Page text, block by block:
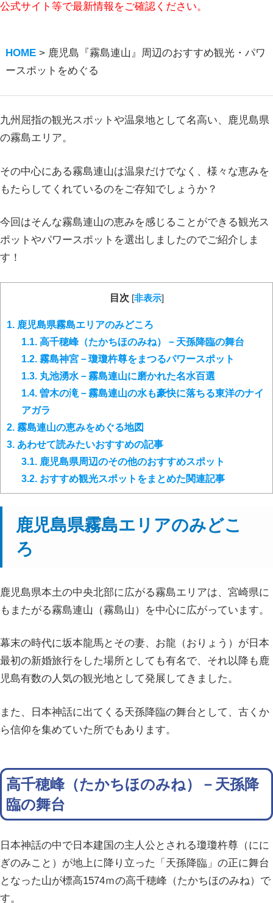
公式サイト等で最新情報をご確認ください。
HOME> 鹿児島『霧島連山』周辺のおすすめ観光・パワ
ースポットをめぐる
九州屈指の観光スポットや温泉地として名高い、鹿児島県
の霧島エリア。
その中心にある霧島連山は温泉だけでなく、様々な恵みを
もたらしてくれているのをご存知でしょうか？
今回はそんな霧島連山の恵みを感じることができる観光ス
ポットやパワースポットを選出しましたのでご紹介しま
す！
目次 [非表示]
1. 鹿児島県霧島エリアのみどころ
1.1. 高千穂峰（たかちほのみね）－天孫降臨の舞台
1.2. 霧島神宮－瓊瓊杵尊をまつるパワースポット
1.3. 丸池湧水－霧島連山に磨かれた名水百選
1.4. 曽木の滝－霧島連山の水も豪快に落ちる東洋のナイ
アガラ
2. 霧島連山の恵みをめぐる地図
3. あわせて読みたいおすすめの記事
3.1. 鹿児島県周辺のその他のおすすめスポット
3.2. おすすめ観光スポットをまとめた関連記事
鹿児島県霧島エリアのみどこ
ろ
鹿児島県本土の中央北部に広がる霧島エリアは、宮崎県に
もまたがる霧島連山（霧島山）を中心に広がっています。
幕末の時代に坂本龍馬とその妻、お龍（おりょう）が日本
最初の新婚旅行をした場所としても有名で、それ以降も鹿
児島有数の人気の観光地として発展してきました。
また、日本神話に出てくる天孫降臨の舞台として、古くか
ら信仰を集めていた所でもあります。
高千穂峰（たかちほのみね）－天孫降
臨の舞台
日本神話の中で日本建国の主人公とされる瓊瓊杵尊（にに
ぎのみこと）が地上に降り立った「天孫降臨」の正に舞台
となった山が標高1574ｍの高千穂峰（たかちほのみね）で
す。